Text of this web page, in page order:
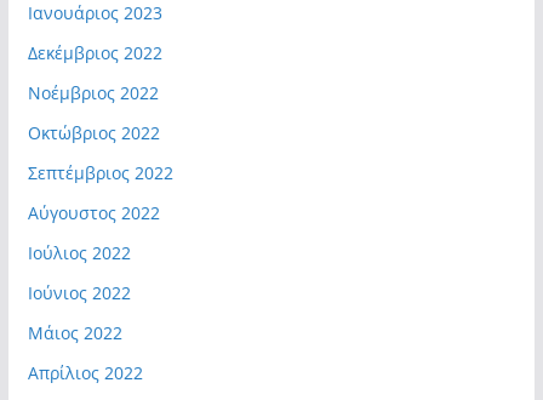
Ιανουάριος 2023
Δεκέμβριος 2022
Νοέμβριος 2022
Οκτώβριος 2022
Σεπτέμβριος 2022
Αύγουστος 2022
Ιούλιος 2022
Ιούνιος 2022
Μάιος 2022
Απρίλιος 2022